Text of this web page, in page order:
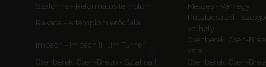
Szalonna - Református templom
Meszes - Várhegy
Rakaca - A templom erődfala
Pusztacsalád -
várhely
Imbach - Imbach II., „Im Turner”
Csehberek, Cseh-
vára
Csehberek, Cseh-Brézó - Szlatina II.
Csehberek, Cseh-